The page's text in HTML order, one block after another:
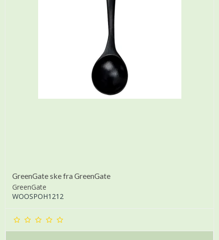
GreenGate ske fra GreenGate
GreenGate
WOOSPOH1212